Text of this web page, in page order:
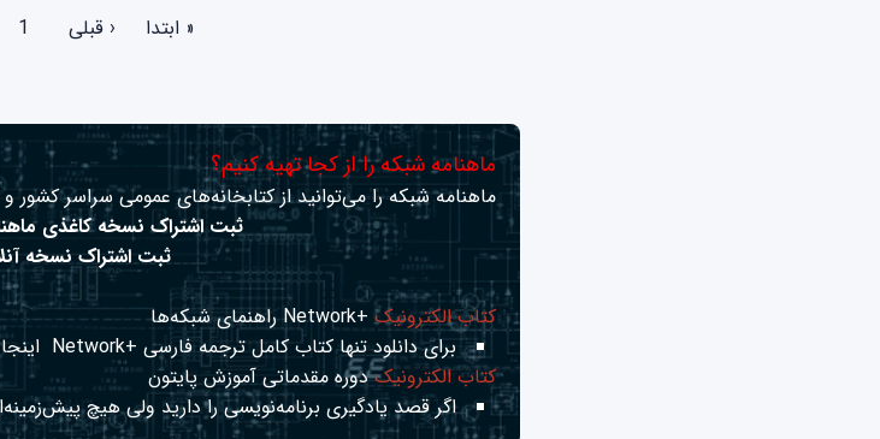
« ابتدا
‹ قبلی 1
ماهنامه شبکه را از کجا تهیه کنیم؟
ماهنامه شبکه را می‌توانید از کتابخانه‌های عمومی سراسر کشور و
ثبت اشتراک نسخه کاغذی
ثبت اشتراک نسخه
کتاب الکترونیک +Network راهنمای شبکه‌ها
برای دانلود تنها کتاب کامل ترجمه فارسی +Network
کتاب الکترونیکدوره مقدماتی آموزش پایتون
اگر قصد یادگیری برنامه‌نویسی را دارید ولی هیچ